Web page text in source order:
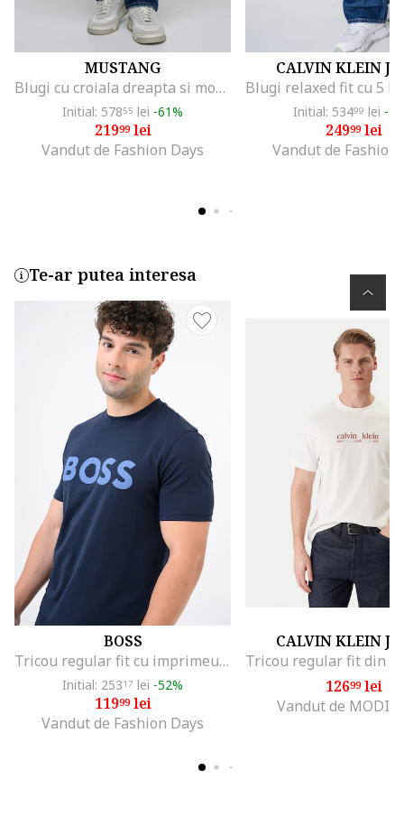
MUSTANG
Blugi cu croiala dreapta si model uni Tramper, Albastru inchis
Initial: 57855 lei -61%
21999lei
Vandut de Fashion Days
CALVIN KLEIN
Initial: 53499 lei -
24999lei
Vandut de Fashion
Te-ar putea interesa
BOSS
Tricou regular fit cu imprimeu logo cauciucat Thinking, Bleumarin
Initial: 25317 lei -52%
11999lei
Vandut de Fashion Days
CALVIN KLEIN
12699lei
Vandut de